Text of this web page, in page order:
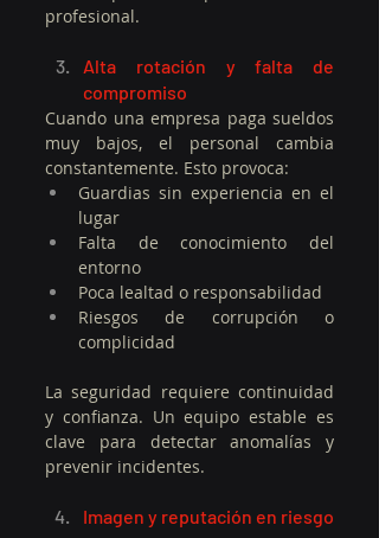
profesional.
Alta rotación y falta de
compromiso
Cuando una empresa paga sueldos
muy bajos, el personal cambia
constantemente. Esto provoca:
Guardias sin experiencia en el
lugar
Falta de conocimiento del
entorno
Poca lealtad o responsabilidad
Riesgos de corrupción o
complicidad
La seguridad requiere continuidad
y confianza. Un equipo estable es
clave para detectar anomalías y
prevenir incidentes.
Imagen y reputación en riesgo